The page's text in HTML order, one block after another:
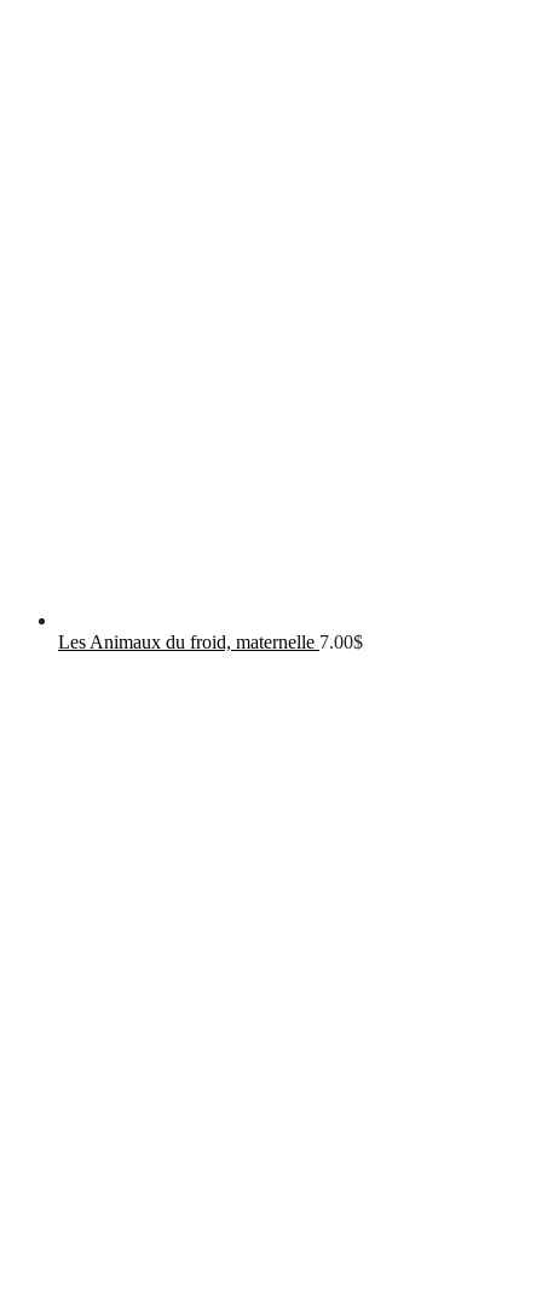
Les Animaux du froid, maternelle 7.00$